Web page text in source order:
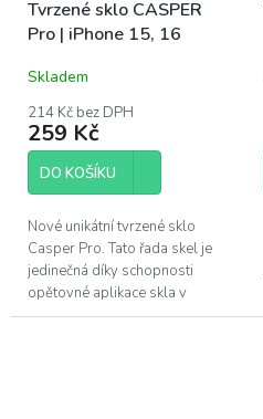
Tvrzené sklo CASPER
Pro | iPhone 15, 16
Skladem
214 Kč bez DPH
259 Kč
DO KOŠÍKU
Nové unikátní tvrzené sklo
Casper Pro. Tato řada skel je
jedinečná díky schopnosti
opětovné aplikace skla v
případě špatného